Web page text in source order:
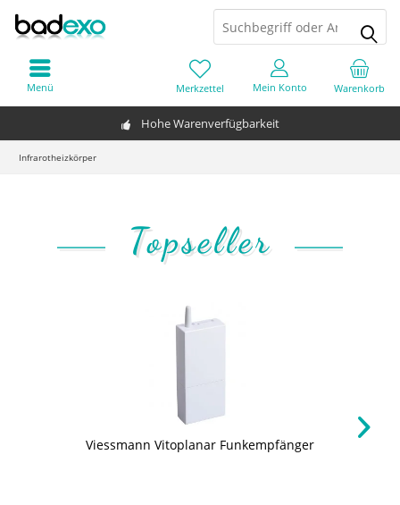
Hohe Warenverfügbarkeit
Warenkorb
Merkzettel Mein Konto
Menü
Infrarotheizkörper
Topseller
Viessmann Vitoplanar Funkempfänger